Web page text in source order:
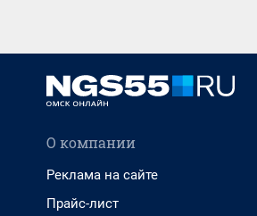
О компании
Реклама на сайте
Прайс-лист